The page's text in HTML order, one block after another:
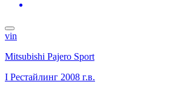
vin
Mitsubishi Pajero Sport
I Рестайлинг 2008 г.в.